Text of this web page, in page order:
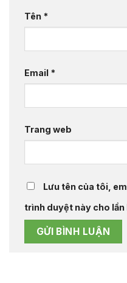
Tên *
Email *
Trang web
Lưu tên của tôi,
trình duyệt này cho